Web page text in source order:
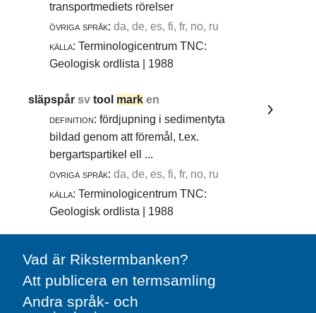
transportmediets rörelser
övriga språk: da, de, es, fi, fr, no, ru
källa: Terminologicentrum TNC:
Geologisk ordlista | 1988
släpspårsvtool mark en
definition: fördjupning i sedimentyta
bildad genom att föremål, t.ex.
bergartspartikel ell ...
övriga språk: da, de, es, fi, fr, no, ru
källa: Terminologicentrum TNC:
Geologisk ordlista | 1988
Vad är Rikstermbanken?
Att publicera en termsamling
Andra språk- och